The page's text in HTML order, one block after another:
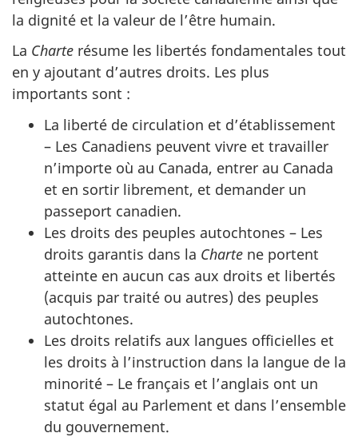
la dignité et la valeur de l’être humain.
La Charte résume les libertés fondamentales tout
en y ajoutant d’autres droits. Les plus
importants sont :
La liberté de circulation et d’établissement
– Les Canadiens peuvent vivre et travailler
n’importe où au Canada, entrer au Canada
et en sortir librement, et demander un
passeport canadien.
Les droits des peuples autochtones – Les
droits garantis dans la Charte ne portent
atteinte en aucun cas aux droits et libertés
(acquis par traité ou autres) des peuples
autochtones.
Les droits relatifs aux langues officielles et
les droits à l’instruction dans la langue de la
minorité – Le français et l’anglais ont un
statut égal au Parlement et dans l’ensemble
du gouvernement.